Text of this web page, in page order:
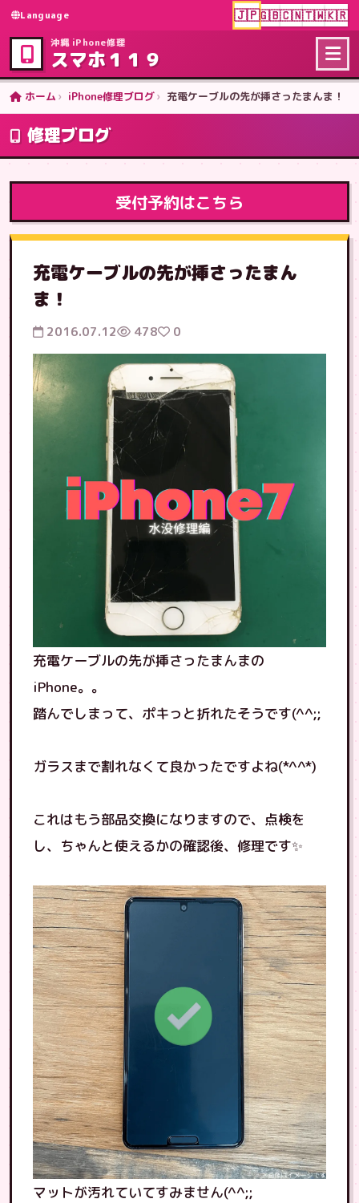
Language 🇯🇵🇬🇧🇨🇳🇹🇼🇰🇷
沖縄 iPhone修理
スマホ１１９
ホーム iPhone修理ブログ 充電ケーブルの先が挿さったまんま！
修理ブログ
受付予約はこちら
充電ケーブルの先が挿さったまん
ま！
2016.07.12 478 0
充電ケーブルの先が挿さったまんまの
iPhone。。
踏んでしまって、ポキっと折れたそうです(^^;;
ガラスまで割れなくて良かったですよね(*^^*)
これはもう部品交換になりますので、点検を
し、ちゃんと使えるかの確認後、修理です✨
マットが汚れていてすみません(^^;;